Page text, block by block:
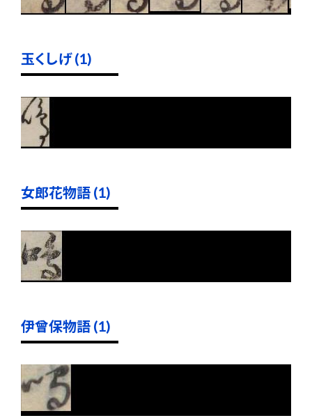
玉くしげ (1)
女郎花物語 (1)
伊曾保物語 (1)